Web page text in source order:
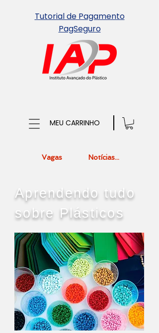
Vagas Notícias...
MEU CARRINHO
Tutorial de Pagamento
PagSeguro
Aprendendo tudo
sobre Plásticos